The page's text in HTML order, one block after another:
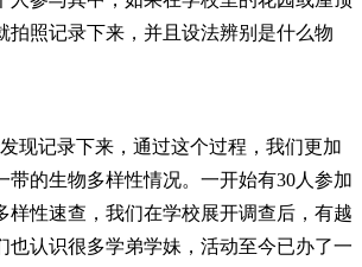
拍照记录下来，并且设法辨别是什么物
现记录下来，通过这个过程，我们更加
带的生物多样性情况。一开始有30人参加
样性速查，我们在学校展开调查后，有越
也认识很多学弟学妹，活动至今已办了一